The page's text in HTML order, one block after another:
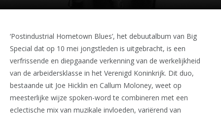
‘Postindustrial Hometown Blues’, het debuutalbum van Big
Special dat op 10 mei jongstleden is uitgebracht, is een
verfrissende en diepgaande verkenning van de werkelijkheid
van de arbeidersklasse in het Verenigd Koninkrijk. Dit duo,
bestaande uit Joe Hicklin en Callum Moloney, weet op
meesterlijke wijze spoken-word te combineren met een
eclectische mix van muzikale invloeden, variërend van